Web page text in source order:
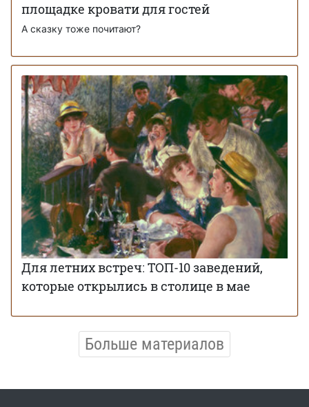
площадке кровати для гостей
А сказку тоже почитают?
Для летних встреч: ТОП-10 заведений,
которые открылись в столице в мае
Больше материалов